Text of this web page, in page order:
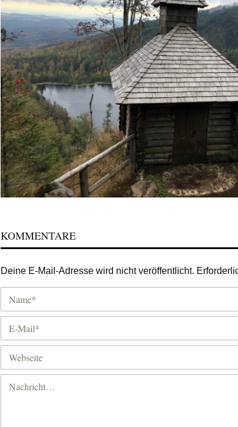
KOMMENTARE
Deine E-Mail-Adresse wird nicht veröffentlicht.